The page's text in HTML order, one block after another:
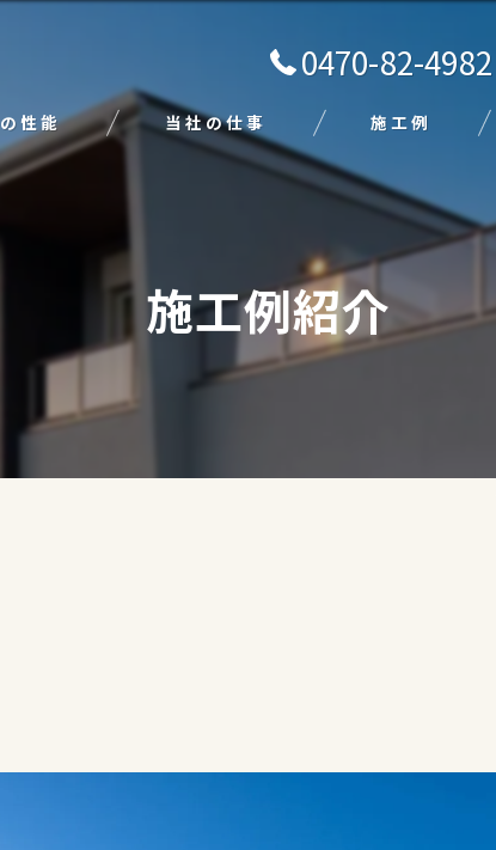
0470-82-4982
性能 当社の仕事
エクステリア
施工例
施工例紹介